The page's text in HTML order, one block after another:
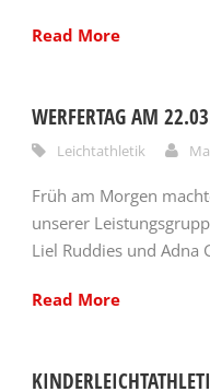
Read More
WERFERTAG AM
Leichtathletik
Früh am Morgen
unserer
Liel Ruddies und Adna
Read More